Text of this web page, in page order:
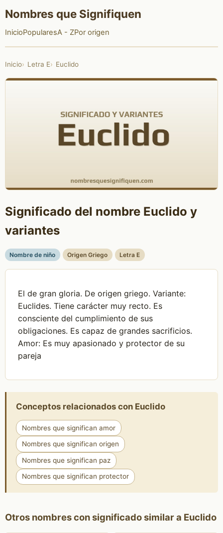
Nombres que Signifiquen
InicioPopularesA - ZPor origen
Inicio Letra E Euclido
Significado del nombre Euclido y
variantes
Nombre de niño Origen Griego Letra E
El de gran gloria. De origen griego. Variante:
Euclides. Tiene carácter muy recto. Es
consciente del cumplimiento de sus
obligaciones. Es capaz de grandes sacrificios.
Amor: Es muy apasionado y protector de su
pareja
Conceptos relacionados con Euclido
Nombres que significan amor
Nombres que significan origen
Nombres que significan paz
Nombres que significan protector
Otros nombres con significado similar a Euclido